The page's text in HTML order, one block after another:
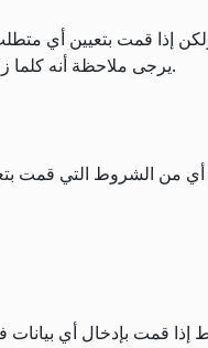
يرجى ملاحظة أنه كلما زادت الشروط التي تحددها ، زادت صعوبة تنفيذ طلبك بالكامل أو في الوقت المحدد.
أي من الشروط التي قمت